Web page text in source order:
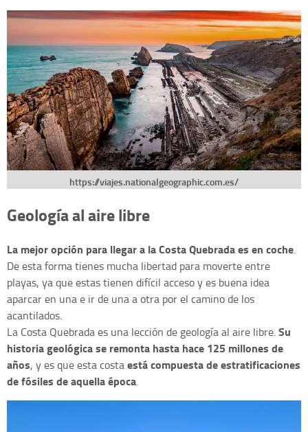
https://viajes.nationalgeographic.com.es/
Geología al aire libre
La mejor opción para llegar a la Costa Quebrada es en coche.
De esta forma tienes mucha libertad para moverte entre
playas, ya que estas tienen difícil acceso y es buena idea
aparcar en una e ir de una a otra por el camino de los
acantilados.
La Costa Quebrada es una lección de geología al aire libre.Su
historia geológica se remonta hasta hace 125 millones de
años, y es que esta costaestá compuesta de estratificaciones
de fósiles de aquella época.